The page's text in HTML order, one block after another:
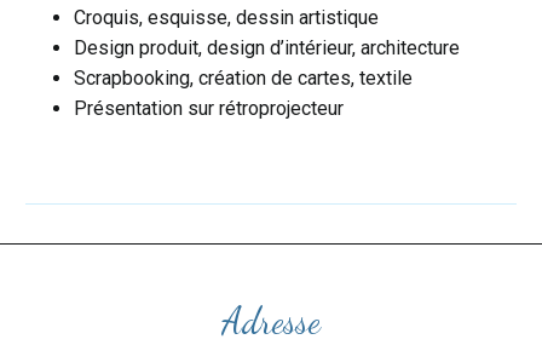
Croquis, esquisse, dessin artistique
Design produit, design d’intérieur, architecture
Scrapbooking, création de cartes, textile
Présentation sur rétroprojecteur
Adresse